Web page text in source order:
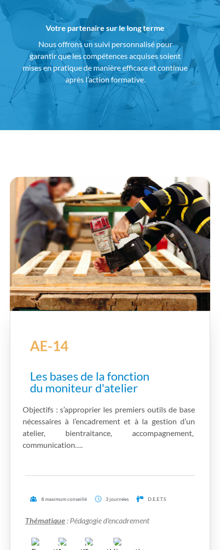
Votre partenaire sur le long terme
Nous offrons un suivi personnalisé pour
garantir que les compétences acquises soient
mises en pratique de manière efficace et continue
après l’action formative.
AE-14
Les bases de la fonction
du moniteur d'atelier
Objectifs : s’approprier les premiers outils de base
nécessaires à l’encadrement et à la gestion d’un
atelier, bientraitance, accompagnement,
communication….
8 maximum conseillé 3 journées D.E.E.T.S
Thématique : Pédagogie d'encadrement